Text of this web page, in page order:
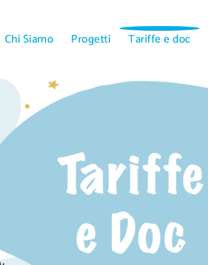
Chi Siamo Progetti Tariffe e doc